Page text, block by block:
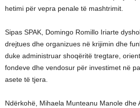
hetimi për vepra penale të mashtrimit.
Sipas SPAK, Domingo Romillo Iriarte
drejtues dhe organizues në krijimin dhe
duke administruar shoqëritë tregtare,
fondeve dhe vendosur për investimet në
asete të tjera.
Ndërkohë, Mihaela Munteanu Manole dhe